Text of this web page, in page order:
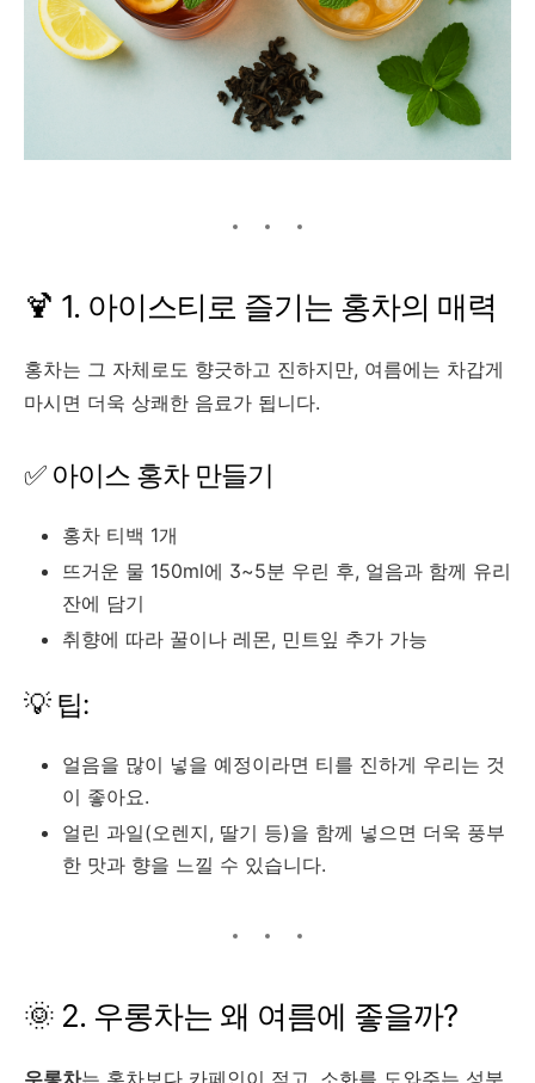
🍹 1. 아이스티로 즐기는 홍차의 매력
홍차는 그 자체로도 향긋하고 진하지만, 여름에는 차갑게
마시면 더욱 상쾌한 음료가 됩니다.
✅ 아이스 홍차 만들기
홍차 티백 1개
뜨거운 물 150ml에 3~5분 우린 후, 얼음과 함께 유리
잔에 담기
취향에 따라 꿀이나 레몬, 민트잎 추가 가능
💡 팁:
얼음을 많이 넣을 예정이라면 티를 진하게 우리는 것
이 좋아요.
얼린 과일(오렌지, 딸기 등)을 함께 넣으면 더욱 풍부
한 맛과 향을 느낄 수 있습니다.
🌞 2. 우롱차는 왜 여름에 좋을까?
우롱차는 홍차보다 카페인이 적고, 소화를 도와주는 성분